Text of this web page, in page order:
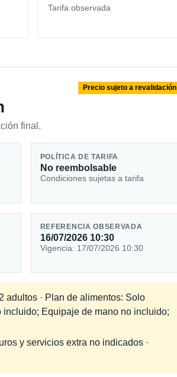
Tarifa observada
final.
Precio sujeto a revalidación
POLÍTICA DE TARIFA
No reembolsable
Condiciones sujetas a tarifa
REFERENCIA OBSERVADA
16/07/2026 10:30
Vigencia: 17/07/2026 10:30
adultos · Plan de alimentos: Solo
incluido; Equipaje de mano no incluido;
y servicios extra no indicados ·